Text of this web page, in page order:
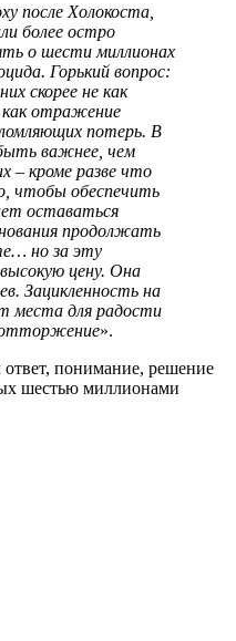
после Холокоста,
более остро
о шести миллионах
Горький вопрос:
скорее не как
как отражение
потерь. В
важнее, чем
– кроме разве что
чтобы обеспечить
оставаться
продолжать
но за эту
цену. Она
Зацикленность на
места для радости
отторжение».
понимание, решение
шестью миллионами